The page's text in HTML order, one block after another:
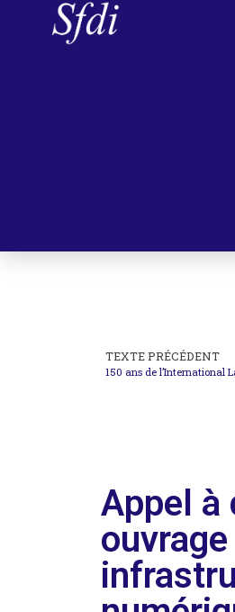
TEXTE PRÉCÉDENT
Appel à